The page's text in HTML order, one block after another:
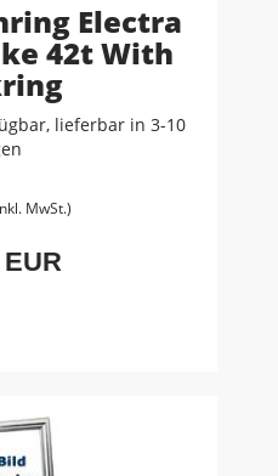
Electra
42t With
lieferbar in 3-10
MwSt.)